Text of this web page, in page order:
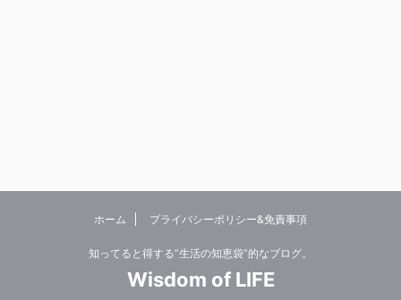
ホーム プライバシーポリシー&免責事項
知ってると得する”生活の知恵袋”的なブログ。
Wisdom of LIFE